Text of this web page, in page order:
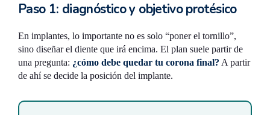
Paso 1: diagnóstico y objetivo protésico
En implantes, lo importante no es solo “poner el tornillo”,
sino diseñar el diente que irá encima. El plan suele partir de
una pregunta: ¿cómo debe quedar tu corona final? A partir
de ahí se decide la posición del implante.